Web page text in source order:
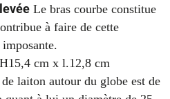
Le bras courbe constitue
à faire de cette
cm x l.12,8 cm
laiton autour du globe est de